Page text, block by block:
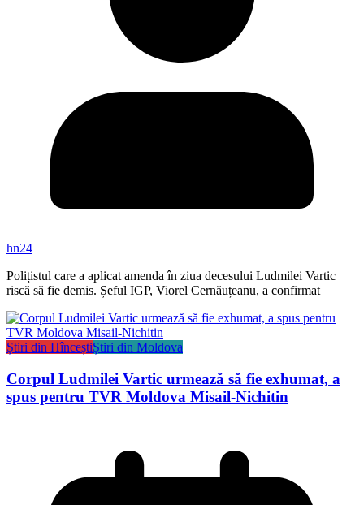
hn24
Polițistul care a aplicat amenda în ziua decesului Ludmilei Vartic
riscă să fie demis. Șeful IGP, Viorel Cernăuțeanu, a confirmat
Știri din HînceștiȘtiri din Moldova
Corpul Ludmilei Vartic urmează să fie exhumat, a
spus pentru TVR Moldova Misail-Nichitin